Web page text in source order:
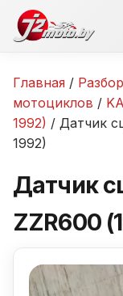
Перейти
Главная /
мотоциклов /
1992) / Датчик
1992)
Датчик
ZZR600